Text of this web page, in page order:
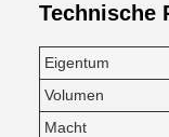
Technische
Eigentum
Volumen
Macht